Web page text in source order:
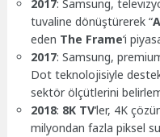
2017: Samsung,
tuvaline dönüştürerek “
eden The Frame‘i
2017: Samsung,
Dot teknolojisiyle
sektör ölçütlerini
2018: 8K TV‘ler, 4K
milyondan fazla piksel